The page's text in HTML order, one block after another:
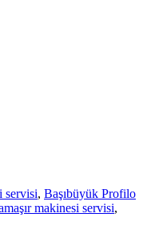
servisi, Başıbüyük Profilo
makinesi servisi,